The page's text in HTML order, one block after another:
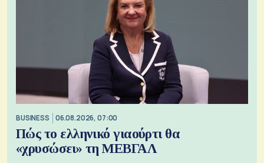
BUSINESS 06.08.2026, 07:00
Πώς το ελληνικό γιαούρτι θα
«χρυσώσει» τη ΜΕΒΓΑΛ